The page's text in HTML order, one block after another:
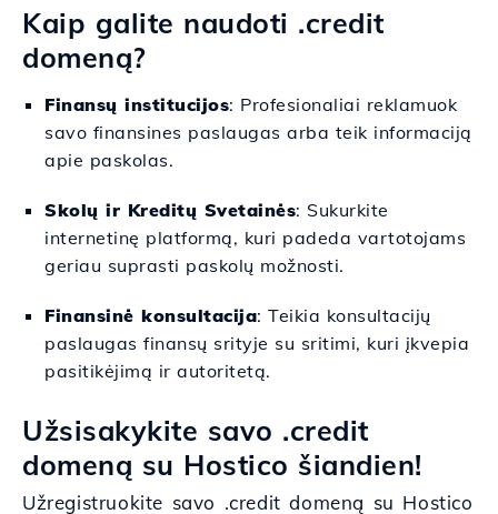
Kaip galite naudoti .credit
domeną?
Finansų institucijos: Profesionaliai reklamuok
savo finansines paslaugas arba teik informaciją
apie paskolas.
Skolų ir Kreditų Svetainės: Sukurkite
internetinę platformą, kuri padeda vartotojams
geriau suprasti paskolų možnosti.
Finansinė konsultacija: Teikia konsultacijų
paslaugas finansų srityje su sritimi, kuri įkvepia
pasitikėjimą ir autoritetą.
Užsisakykite savo .credit
domeną su Hostico šiandien!
Užregistruokite savo .credit domeną su Hostico